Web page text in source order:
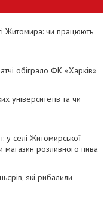
Житомира: чи працюють
обіграло ФК «Харків»
університетів та чи
у селі Житомирської
магазин розливного пива
які рибалили